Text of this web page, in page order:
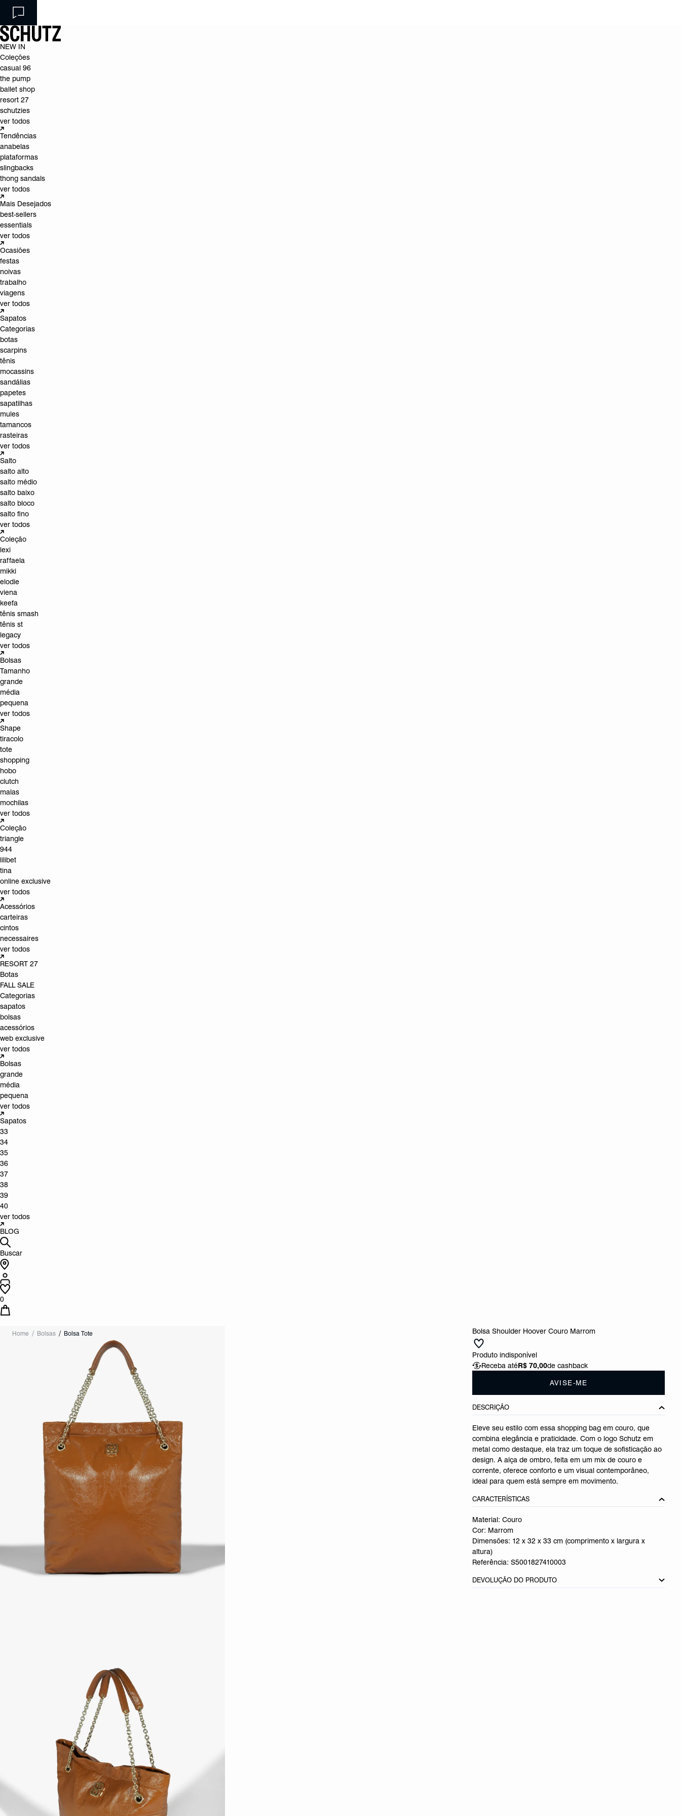
NEW IN
Coleções
casual 96
the pump
ballet shop
resort 27
schutzies
ver todos
Tendências
anabelas
plataformas
slingbacks
thong sandals
ver todos
Mais Desejados
best-sellers
essentials
ver todos
Ocasiões
festas
noivas
trabalho
viagens
ver todos
Sapatos
Categorias
botas
scarpins
tênis
mocassins
sandálias
papetes
sapatilhas
mules
tamancos
rasteiras
ver todos
Salto
salto alto
salto médio
salto baixo
salto bloco
salto fino
ver todos
Coleção
lexi
raffaela
mikki
elodie
viena
keefa
tênis smash
tênis st
legacy
ver todos
Bolsas
Tamanho
grande
média
pequena
ver todos
Shape
tiracolo
tote
shopping
hobo
clutch
malas
mochilas
ver todos
Coleção
triangle
944
lilibet
tina
online exclusive
ver todos
Acessórios
carteiras
cintos
necessaires
ver todos
RESORT 27
Botas
FALL SALE
Categorias
sapatos
bolsas
acessórios
web exclusive
ver todos
Bolsas
grande
média
pequena
ver todos
Sapatos
33
34
35
36
37
38
39
40
ver todos
BLOG
Buscar
0
Home Bolsas Bolsa Tote Bolsa Shoulder Hoover Couro Marrom
Produto indisponível
Receba atéR$ 70,00de cashback
AVISE-ME
DESCRIÇÃO
Eleve seu estilo com essa shopping bag em couro, que
combina elegância e praticidade. Com o logo Schutz em
metal como destaque, ela traz um toque de sofisticação ao
design. A alça de ombro, feita em um mix de couro e
corrente, oferece conforto e um visual contemporâneo,
ideal para quem está sempre em movimento.
CARACTERÍSTICAS
Material: Couro
Cor: Marrom
Dimensões: 12 x 32 x 33 cm (comprimento x largura x
altura)
Referência:S5001827410003
DEVOLUÇÃO DO PRODUTO